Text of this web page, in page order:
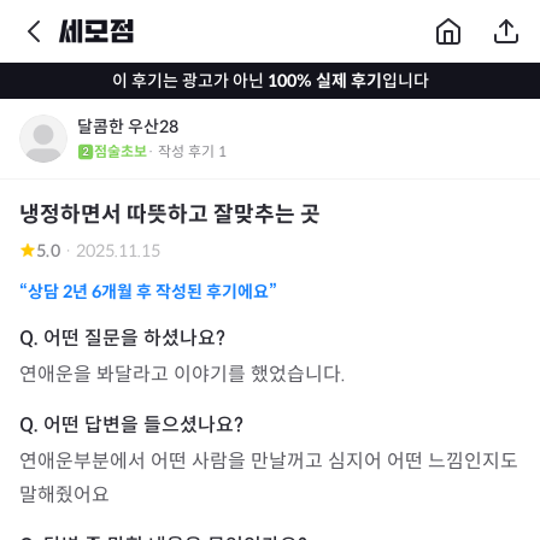
이 후기는 광고가 아닌 100% 실제 후기입니다
달콤한 우산28
점술초보· 작성 후기 1
냉정하면서 따뜻하고 잘맞추는 곳
5.0 · 2025.11.15
“상담2년 6개월 후 작성된 후기에요”
연애운을 봐달라고 이야기를 했었습니다.
연애운부분에서 어떤 사람을 만날꺼고 심지어 어떤 느낌인지도
말해줬어요